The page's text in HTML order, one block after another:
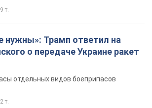
т.
нужны»: Трамп ответил на
о передаче Украине ракет
отдельных видов боеприпасов
т.